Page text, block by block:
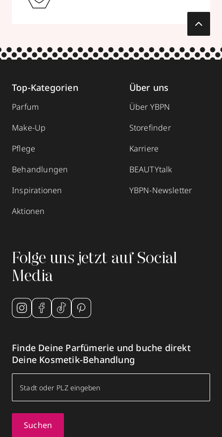
Top-Kategorien
Parfum
Make-Up
Pflege
Behandlungen
Inspirationen
Aktionen
Über uns
Über YBPN
Storefinder
Karriere
BEAUTYtalk
YBPN-Newsletter
Folge uns jetzt auf Social
Media
Finde Deine Parfümerie und buche direkt
Deine Kosmetik-Behandlung
Suchen